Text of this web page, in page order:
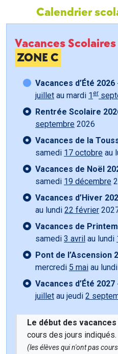
Calendrier
Vacances
ZONE C
Vacances d’Été
juillet au mardi 1 er
Rentrée Scolaire
septembre 2026
Vacances de la
samedi 17 octobre au
Vacances de Noël
samedi 19 décembre
Vacances d’Hiver
au lundi 22 février
Vacances de
samedi 3 avril au lundi
Pont de l’Ascension
mercredi 5 mai au lundi
Vacances d’Été
juillet au jeudi 2
Le début des vacances
cours des jours indiqués.
(les élèves qui n'ont pas